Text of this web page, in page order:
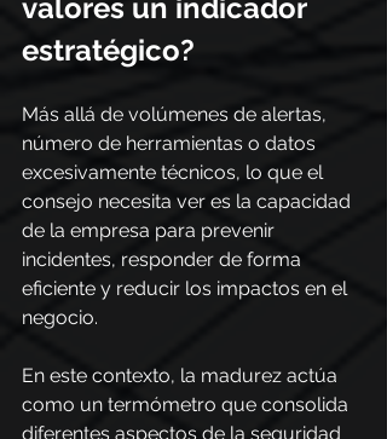
valores un indicador
estratégico?
Más allá de volúmenes de alertas,
número de herramientas o datos
excesivamente técnicos, lo que el
consejo necesita ver es la capacidad
de la empresa para prevenir
incidentes, responder de forma
eficiente y reducir los impactos en el
negocio.
En este contexto, la madurez actúa
como un termómetro que consolida
diferentes aspectos de la seguridad